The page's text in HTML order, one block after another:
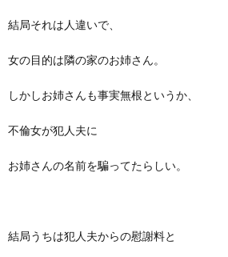
結局それは人違いで、
女の目的は隣の家のお姉さん。
しかしお姉さんも事実無根というか、
不倫女が犯人夫に
お姉さんの名前を騙ってたらしい。
結局うちは犯人夫からの慰謝料と